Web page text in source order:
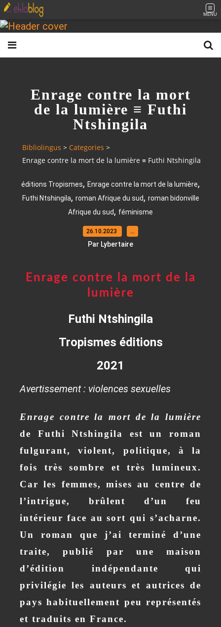
MENU
Enrage contre la mort
de la lumière ≡ Futhi
Ntshingila
Bibliolingus > Categories >
Enrage contre la mort de la lumière ≡ Futhi Ntshingila
éditions Tropismes, Enrage contre la mort de la lumière,
Futhi Ntshingila, roman Afrique du sud, roman bidonville
Afrique du sud, féminisme
26.10.2023 …
Par Lybertaire
Enrage contre la mort de la
lumière
Futhi Ntshingila
Tropismes éditions
2021
Avertissement : violences sexuelles
Enrage contre la mort de la lumière
de Futhi Ntshingila est un roman
fulgurant, violent, politique, à la
fois très sombre et très lumineux.
Car les femmes, mises au centre de
l’intrigue, brûlent d’un feu
intérieur face au sort qui s’acharne.
Un roman que j’ai terminé d’une
traite, publié par une maison
d’édition indépendante qui
privilégie les auteurs et autrices de
pays habituellement peu représentés
et traduits en France.